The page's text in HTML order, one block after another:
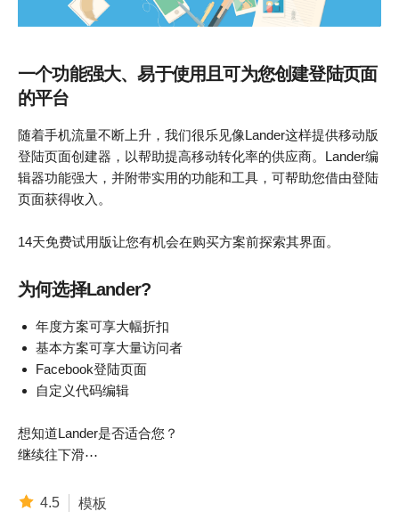
一个功能强大、易于使用且可为您创建登陆页面
的平台
随着手机流量不断上升，我们很乐见像Lander这样提供移动版
登陆页面创建器，以帮助提高移动转化率的供应商。Lander编
辑器功能强大，并附带实用的功能和工具，可帮助您借由登陆
页面获得收入。
14天免费试用版让您有机会在购买方案前探索其界面。
为何选择Lander?
年度方案可享大幅折扣
基本方案可享大量访问者
Facebook登陆页面
自定义代码编辑
想知道Lander是否适合您？
继续往下滑⋯
4.5 模板